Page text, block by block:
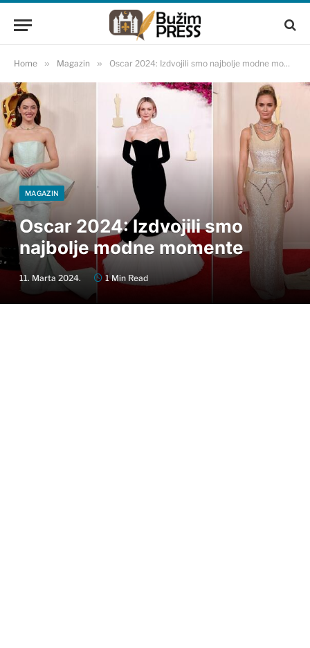
Home » Magazin » Oscar 2024: Izdvojili smo najbolje modne momente
MAGAZIN
Oscar 2024: Izdvojili smo
najbolje modne momente
11. Marta 2024. 1 Min Read